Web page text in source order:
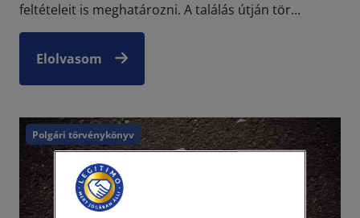
feltételeit is meghatározni. A találás útján tör...
Elolvasom
Polgári törvénykönyv